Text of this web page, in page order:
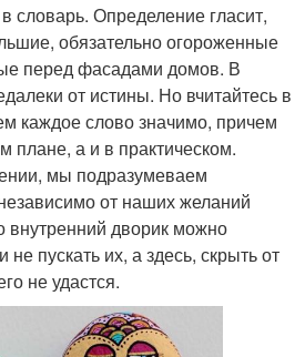
словарь. Определение гласит,
обязательно огороженные
перед фасадами домов. В
от истины. Но вчитайтесь в
каждое слово значимо, причем
плане, а и в практическом.
мы подразумеваем
от наших желаний
внутренний дворик можно
не пускать их, а здесь, скрыть от
не удастся.